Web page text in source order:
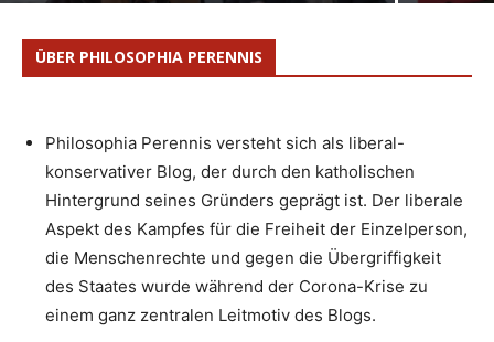
ÜBER PHILOSOPHIA PERENNIS
Philosophia Perennis versteht sich als liberal-
konservativer Blog, der durch den katholischen
Hintergrund seines Gründers geprägt ist. Der liberale
Aspekt des Kampfes für die Freiheit der Einzelperson,
die Menschenrechte und gegen die Übergriffigkeit
des Staates wurde während der Corona-Krise zu
einem ganz zentralen Leitmotiv des Blogs.